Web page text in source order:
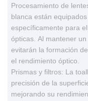
Procesamiento de
blanca están
específicamente para
ópticas. Al mantener
evitarán la formación
el rendimiento óptico.
Prismas y filtros: La
precisión de la
mejorando su